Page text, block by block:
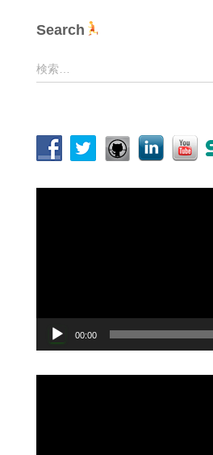
Search
検
索
検索…
00:00